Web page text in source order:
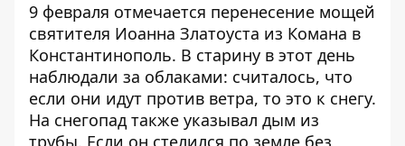
9 февраля отмечается перенесение мощей
святителя Иоанна Златоуста из Комана в
Константинополь. В старину в этот день
наблюдали за облаками: считалось, что
если они идут против ветра, то это к снегу.
На снегопад также указывал дым из
трубы. Если он стелился по земле без